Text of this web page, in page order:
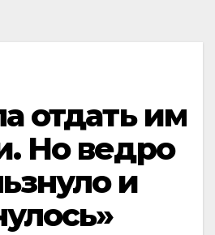
отдать им
Но ведро
и